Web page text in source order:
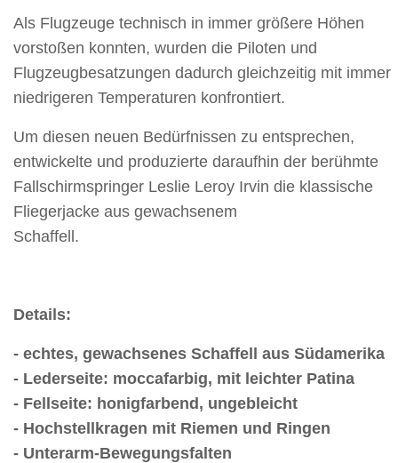
Als Flugzeuge technisch in immer größere Höhen
vorstoßen konnten, wurden die Piloten und
Flugzeugbesatzungen dadurch gleichzeitig mit immer
niedrigeren Temperaturen konfrontiert.
Um diesen neuen Bedürfnissen zu entsprechen,
entwickelte und produzierte daraufhin der berühmte
Fallschirmspringer Leslie Leroy Irvin die klassische
Fliegerjacke aus gewachsenem
Schaffell.
Details:
- echtes, gewachsenes Schaffell aus Südamerika
- Lederseite: moccafarbig, mit leichter Patina
- Fellseite: honigfarbend, ungebleicht
- Hochstellkragen mit Riemen und Ringen
- Unterarm-Bewegungsfalten